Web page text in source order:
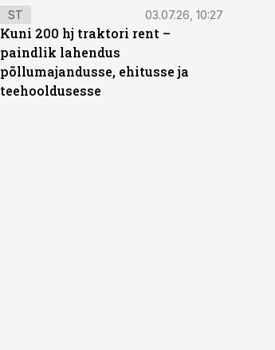
ST 03.07.26, 10:27
Kuni 200 hj traktori rent –
paindlik lahendus
põllumajandusse, ehitusse ja
teehooldusesse